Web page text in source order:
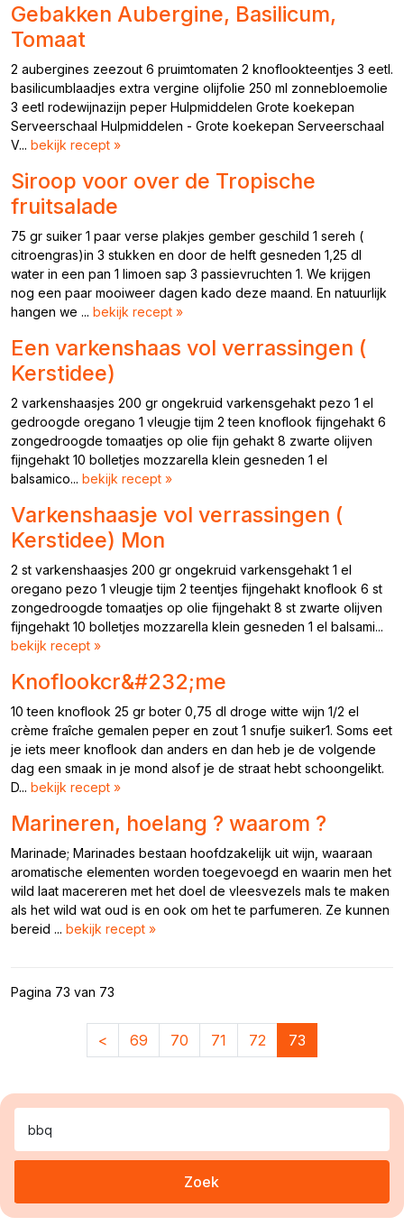
Gebakken Aubergine, Basilicum,
Tomaat
2 aubergines zeezout 6 pruimtomaten 2 knoflookteentjes 3 eetl.
basilicumblaadjes extra vergine olijfolie 250 ml zonnebloemolie
3 eetl rodewijnazijn peper Hulpmiddelen Grote koekepan
Serveerschaal Hulpmiddelen - Grote koekepan Serveerschaal
V... bekijk recept »
Siroop voor over de Tropische
fruitsalade
75 gr suiker 1 paar verse plakjes gember geschild 1 sereh (
citroengras)in 3 stukken en door de helft gesneden 1,25 dl
water in een pan 1 limoen sap 3 passievruchten 1. We krijgen
nog een paar mooiweer dagen kado deze maand. En natuurlijk
hangen we ... bekijk recept »
Een varkenshaas vol verrassingen (
Kerstidee)
2 varkenshaasjes 200 gr ongekruid varkensgehakt pezo 1 el
gedroogde oregano 1 vleugje tijm 2 teen knoflook fijngehakt 6
zongedroogde tomaatjes op olie fijn gehakt 8 zwarte olijven
fijngehakt 10 bolletjes mozzarella klein gesneden 1 el
balsamico... bekijk recept »
Varkenshaasje vol verrassingen (
Kerstidee) Mon
2 st varkenshaasjes 200 gr ongekruid varkensgehakt 1 el
oregano pezo 1 vleugje tijm 2 teentjes fijngehakt knoflook 6 st
zongedroogde tomaatjes op olie fijngehakt 8 st zwarte olijven
fijngehakt 10 bolletjes mozzarella klein gesneden 1 el balsami...
bekijk recept »
Knoflookcr&#232;me
10 teen knoflook 25 gr boter 0,75 dl droge witte wijn 1/2 el
crème fraîche gemalen peper en zout 1 snufje suiker1. Soms eet
je iets meer knoflook dan anders en dan heb je de volgende
dag een smaak in je mond alsof je de straat hebt schoongelikt.
D... bekijk recept »
Marineren, hoelang ? waarom ?
Marinade; Marinades bestaan hoofdzakelijk uit wijn, waaraan
aromatische elementen worden toegevoegd en waarin men het
wild laat macereren met het doel de vleesvezels mals te maken
als het wild wat oud is en ook om het te parfumeren. Ze kunnen
bereid ... bekijk recept »
Pagina 73 van 73
< 69 70 71 72 73
Zoek